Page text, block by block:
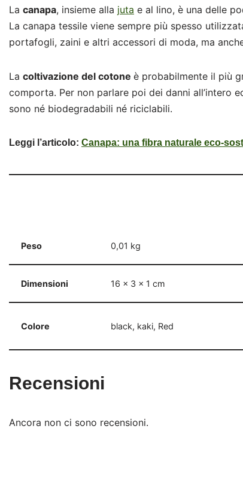
La canapa, insieme alla juta e al lino, è una delle
La canapa tessile viene sempre più spesso
portafogli, zaini e altri accessori di moda, ma
La coltivazione del cotone è probabilmente il più
comporta. Per non parlare poi dei danni
sono né biodegradabili né riciclabili.
Leggi l’articolo: Canapa: una fibra naturale eco-
Peso 0,01 kg
Dimensioni 16 × 3 × 1 cm
Colore black, kaki, Red
Recensioni
Ancora non ci sono recensioni.